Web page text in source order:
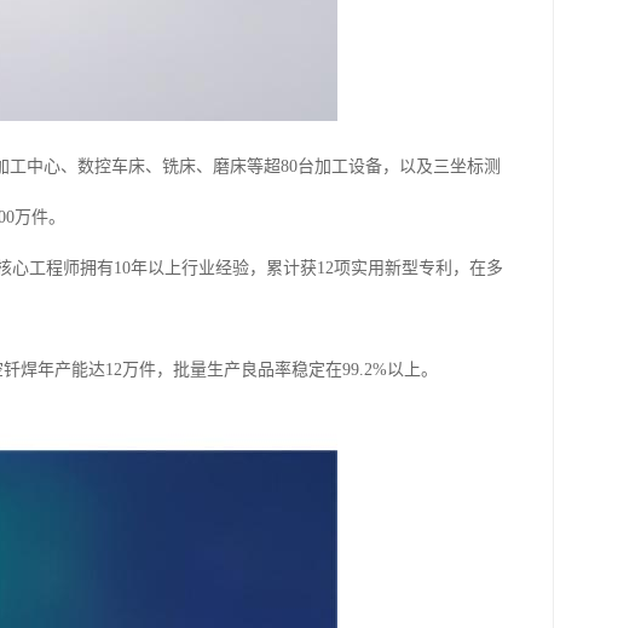
中心、数控车床、铣床、磨床等超80台加工设备，以及三坐标测
万件。
工程师拥有10年以上行业经验，累计获12项实用新型专利，在多
焊年产能达12万件，批量生产良品率稳定在99.2%以上。